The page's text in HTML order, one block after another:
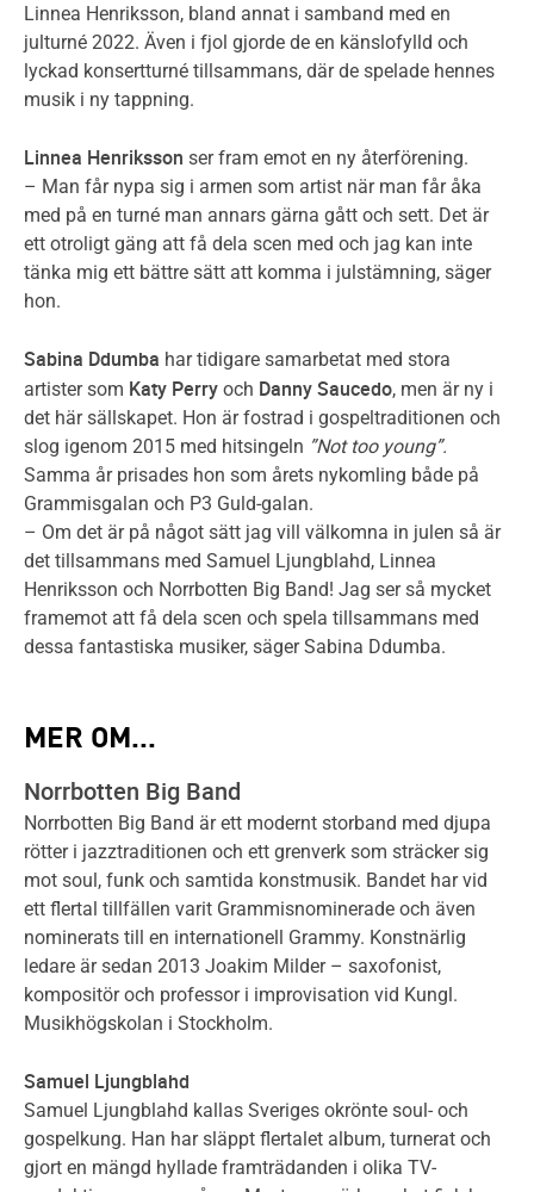
Linnea Henriksson, bland annat i samband med en
julturné 2022. Även i fjol gjorde de en känslofylld och
lyckad konsertturné tillsammans, där de spelade hennes
musik i ny tappning.
Linnea Henriksson ser fram emot en ny återförening.
– Man får nypa sig i armen som artist när man får åka
med på en turné man annars gärna gått och sett. Det är
ett otroligt gäng att få dela scen med och jag kan inte
tänka mig ett bättre sätt att komma i julstämning, säger
hon.
Sabina Ddumba har tidigare samarbetat med stora
artister som Katy Perry och Danny Saucedo, men är ny i
det här sällskapet. Hon är fostrad i gospeltraditionen och
slog igenom 2015 med hitsingeln ”Not too young”.
Samma år prisades hon som årets nykomling både på
Grammisgalan och P3 Guld-galan.
– Om det är på något sätt jag vill välkomna in julen så är
det tillsammans med Samuel Ljungblahd, Linnea
Henriksson och Norrbotten Big Band! Jag ser så mycket
framemot att få dela scen och spela tillsammans med
dessa fantastiska musiker, säger Sabina Ddumba.
MER OM...
Norrbotten Big Band
Norrbotten Big Band är ett modernt storband med djupa
rötter i jazztraditionen och ett grenverk som sträcker sig
mot soul, funk och samtida konstmusik. Bandet har vid
ett flertal tillfällen varit Grammisnominerade och även
nominerats till en internationell Grammy. Konstnärlig
ledare är sedan 2013 Joakim Milder – saxofonist,
kompositör och professor i improvisation vid Kungl.
Musikhögskolan i Stockholm.
Samuel Ljungblahd
Samuel Ljungblahd kallas Sveriges okrönte soul- och
gospelkung. Han har släppt flertalet album, turnerat och
gjort en mängd hyllade framträdanden i olika TV-